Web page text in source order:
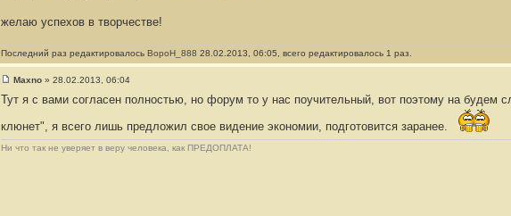
желаю успехов в творчестве!
Последний раз редактировалось BopoH_888 28.02.2013, 06:05, всего редактировалось 1 раз.
о
щ
е
н
Maxno » 28.02.2013, 06:04
Тут я с вами согласен полностью, но форум то у нас поучительный, вот поэтому на будем
клюнет", я всего лишь предложил свое видение экономии, подготовится заранее.
Ни что так не уверяет в веру человека, как ПРЕДОПЛАТА!